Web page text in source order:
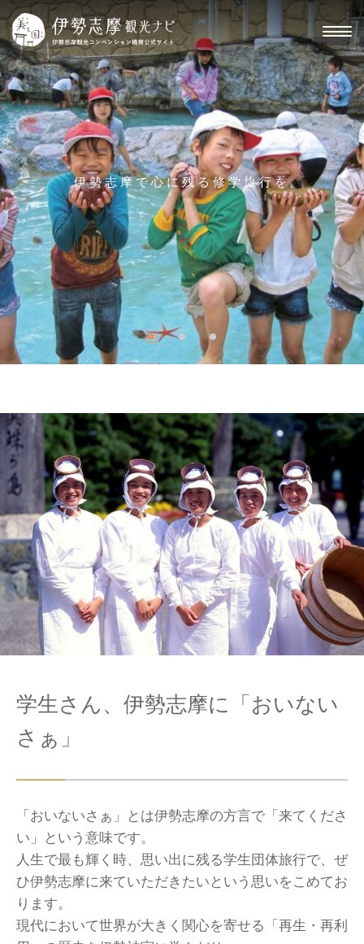
伊勢志摩で心に残る修学旅行を
伊勢志摩で心に残る修学旅行を
伊勢志摩で心に残る修学旅行を
学生さん、伊勢志摩に「おいない
さぁ」
「おいないさぁ」とは伊勢志摩の方言で「来てくださ
い」という意味です。
人生で最も輝く時、思い出に残る学生団体旅行で、ぜ
ひ伊勢志摩に来ていただきたいという思いをこめてお
ります。
現代において世界が大きく関心を寄せる「再生・再利